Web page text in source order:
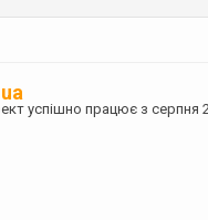
успішно працює з